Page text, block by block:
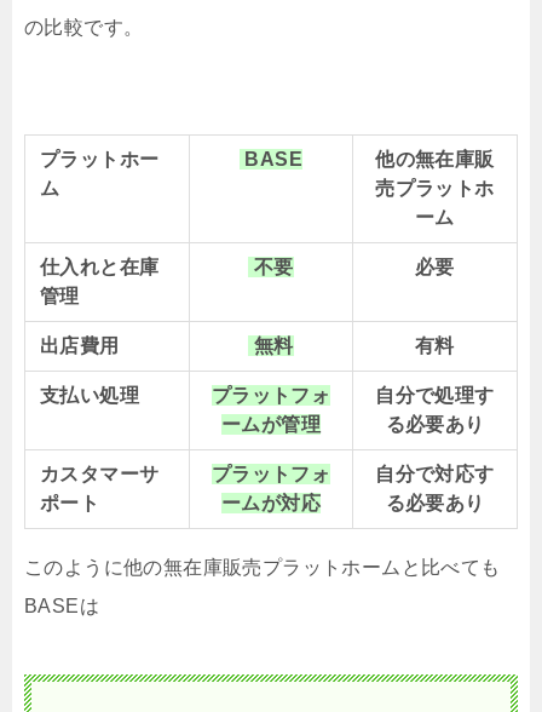
の比較です。
プラットホー
ム
BASE
他の無在庫販
売プラットホ
ーム
仕入れと在庫
管理
不要 必要
出店費用 無料 有料
支払い処理
プラットフォ
ームが管理
自分で処理す
る必要あり
カスタマーサ
ポート
プラットフォ
ームが対応
自分で対応す
る必要あり
このように他の無在庫販売プラットホームと比べても
BASEは